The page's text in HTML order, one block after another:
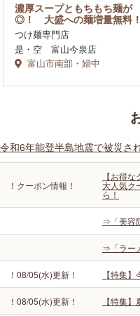
濃厚スープともちもち麺が
◎！ 大盛への麺増量無料！
つけ麺専門店
是・空 富山今泉店
富山市南部・婦中
令和6年能登半島地震で被災さ
！クーポン情報！
【お得な
大人気ク
ら！
⇒「美容
⇒「ラー
！08/05(水)更新！ 【特集
！08/05(水)更新！ 【特集